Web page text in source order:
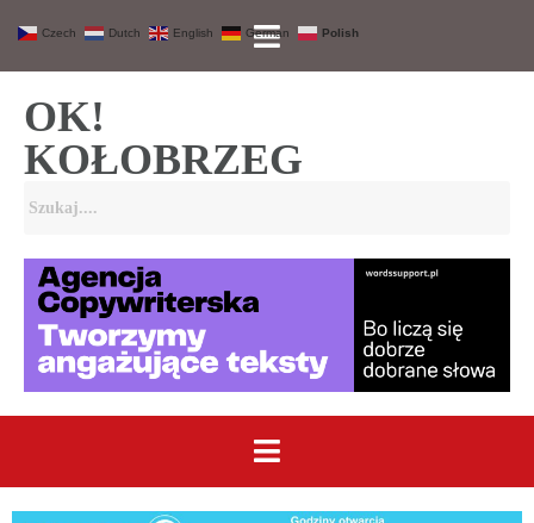
OK!
KOŁOBRZEG
Czech Dutch English German Polish